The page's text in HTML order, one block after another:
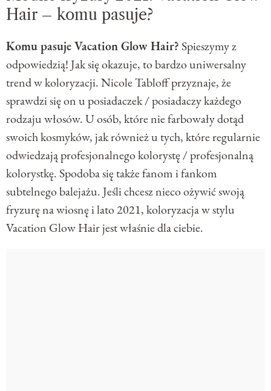
Hair – komu pasuje?
Komu pasuje Vacation Glow Hair?Spieszymy z
odpowiedzią! Jak się okazuje, to bardzo uniwersalny
trend w koloryzacji. Nicole Tabloff przyznaje, że
sprawdzi się on u posiadaczek / posiadaczy każdego
rodzaju włosów. U osób, które nie farbowały dotąd
swoich kosmyków, jak również u tych, które regularnie
odwiedzają profesjonalnego kolorystę / profesjonalną
kolorystkę. Spodoba się także fanom i fankom
subtelnego balejażu. Jeśli chcesz nieco ożywić swoją
fryzurę na wiosnę i lato 2021, koloryzacja w stylu
Vacation Glow Hair jest właśnie dla ciebie.